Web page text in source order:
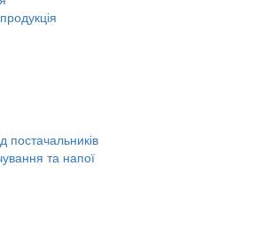
постачальників
та напої